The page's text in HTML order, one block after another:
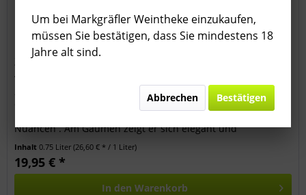
2023 Markgräflerland Chardonnay >SW< trocken
-...
2023 Markgräflerland Chardonnay >SW Der Wein besticht
durch einen opulenten Duft mit Noten von Vanille, reifer
Nuancen . Am Gaumen zeigt er sich elegant und
Inhalt0.75 Liter(26,60 € * / 1 Liter)
19,95 € *
In den Warenkorb
Um bei Markgräfler Weintheke einzukaufen,
müssen Sie bestätigen, dass Sie mindestens 18
Jahre alt sind.
Abbrechen Bestätigen